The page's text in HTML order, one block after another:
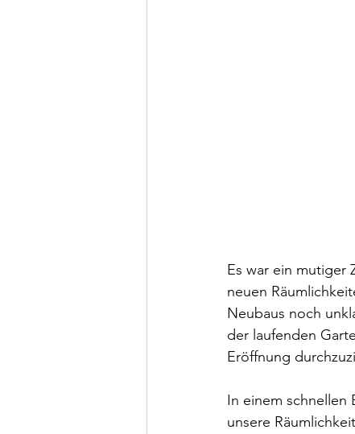
Es war ein mutiger
neuen
Neubaus noch
der laufenden
Eröffnung
In einem
unsere